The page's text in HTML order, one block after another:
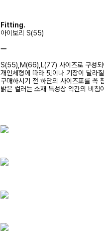
Fitting.
아이보리 S(55)
ㅡ
S(55),M(66),L(77) 사이즈로 구성되
개인체형에 따라 핏이나 기장이 달라
구매하시기 전 하단의 사이즈표를 꼭
밝은 컬러는 소재 특성상 약간의 비침